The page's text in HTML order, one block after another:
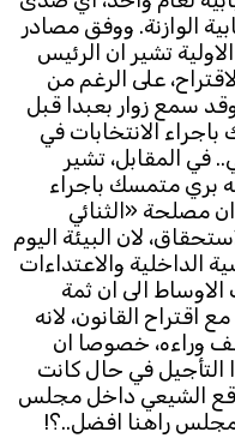
Subscribe to the
Download the app
الوازنة. ووفق مصادر
تشير ان الرئيس
على الرغم من
سمع زوار بعبدا قبل
باجراء الانتخابات في
المقابل، تشير
بري متمسك باجراء
ان مصلحة «الثنائي
لان البيئة اليوم
الداخلية والاعتداءات
الاوساط الى ان ثمة
اقتراح القانون، لانه
وراءه، خصوصا ان
التأجيل في حال كانت
الشيعي داخل مجلس
راهنا افضل..؟!